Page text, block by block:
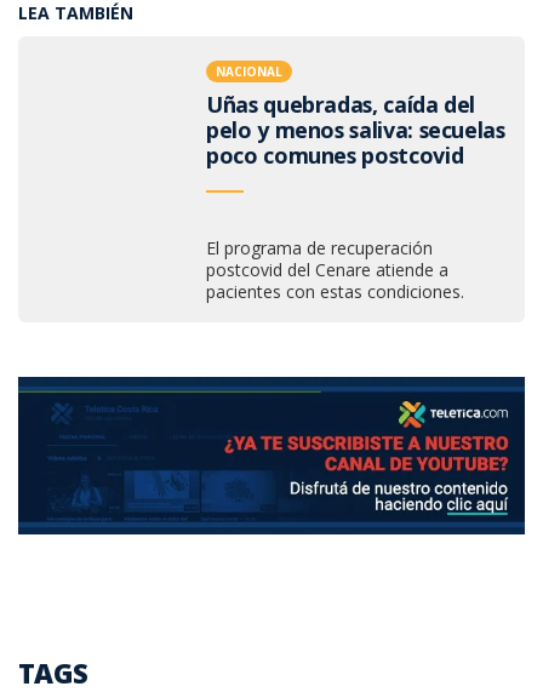
LEA TAMBIÉN
NACIONAL
Uñas quebradas, caída del
pelo y menos saliva: secuelas
poco comunes postcovid
El programa de recuperación
postcovid del Cenare atiende a
pacientes con estas condiciones.
TAGS